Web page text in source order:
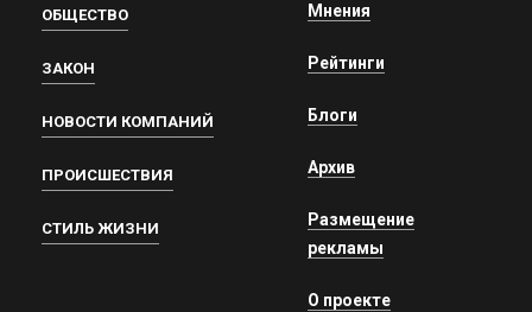
ОБЩЕСТВО
ЗАКОН
НОВОСТИ КОМПАНИЙ
ПРОИСШЕСТВИЯ
СТИЛЬ ЖИЗНИ
Мнения
Рейтинги
Блоги
Архив
Размещение
рекламы
О проекте